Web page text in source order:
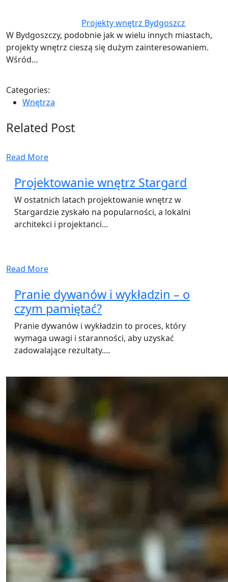
Projekty wnętrz Bydgoszcz
W Bydgoszczy, podobnie jak w wielu innych miastach,
projekty wnętrz cieszą się dużym zainteresowaniem.
Wśród…
Categories:
Wnętrza
Related Post
Read More
Projektowanie wnętrz Stargard
W ostatnich latach projektowanie wnętrz w
Stargardzie zyskało na popularności, a lokalni
architekci i projektanci…
Read More
Pranie dywanów i wykładzin – o
czym pamiętać?
Pranie dywanów i wykładzin to proces, który
wymaga uwagi i staranności, aby uzyskać
zadowalające rezultaty.…